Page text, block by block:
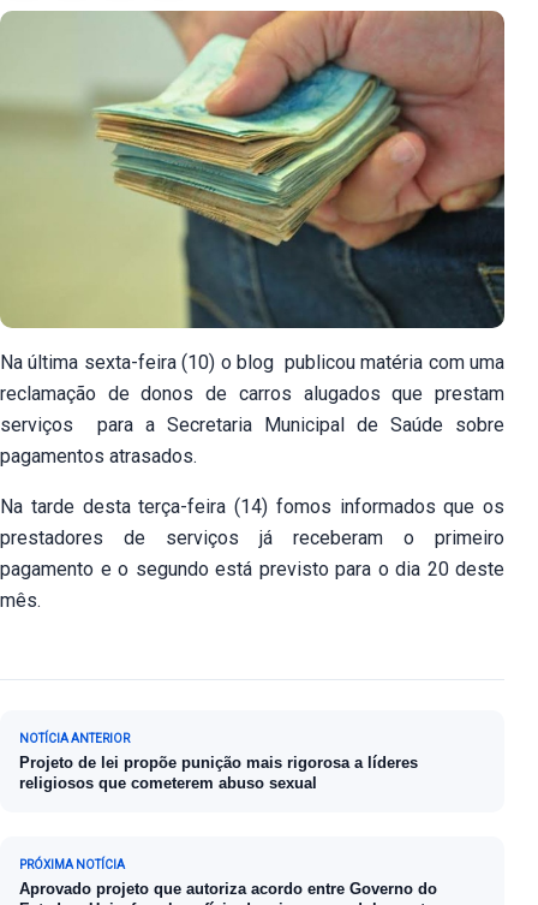
Na última sexta-feira (10) o blog publicou matéria com uma
reclamação de donos de carros alugados que prestam
serviços para a Secretaria Municipal de Saúde sobre
pagamentos atrasados.
Na tarde desta terça-feira (14) fomos informados que os
prestadores de serviços já receberam o primeiro
pagamento e o segundo está previsto para o dia 20 deste
mês.
Navegação de Post
NOTÍCIA ANTERIOR
Projeto de lei propõe punição mais rigorosa a líderes
religiosos que cometerem abuso sexual
PRÓXIMA NOTÍCIA
Aprovado projeto que autoriza acordo entre Governo do